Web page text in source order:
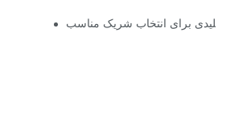
کلیدی برای انتخاب شریک مناسب